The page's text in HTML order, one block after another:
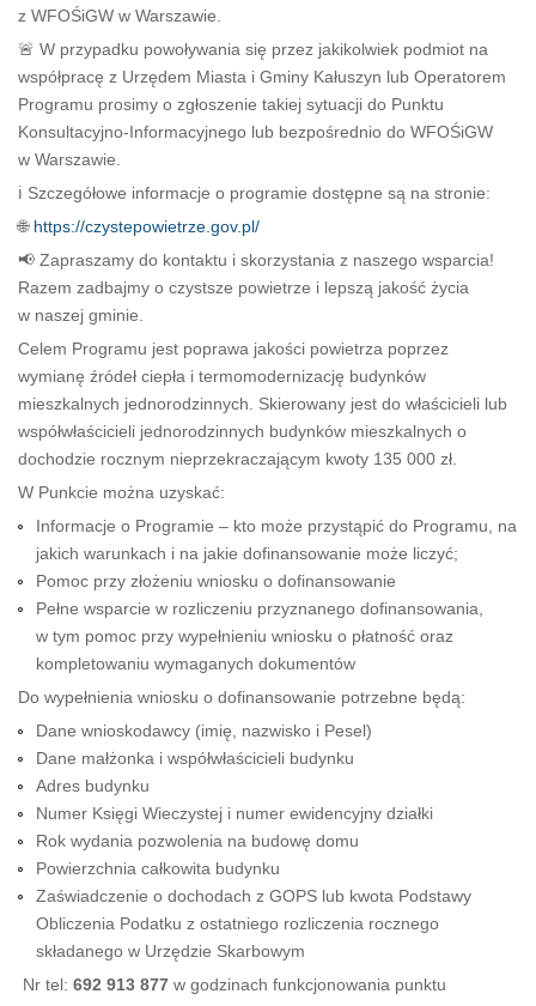
z WFOŚiGW w Warszawie.
🚨 W przypadku powoływania się przez jakikolwiek podmiot na
współpracę z Urzędem Miasta i Gminy Kałuszyn lub Operatorem
Programu prosimy o zgłoszenie takiej sytuacji do Punktu
Konsultacyjno-Informacyjnego lub bezpośrednio do WFOŚiGW
w Warszawie.
ℹ️ Szczegółowe informacje o programie dostępne są na stronie:
🌐 https://czystepowietrze.gov.pl/
📢 Zapraszamy do kontaktu i skorzystania z naszego wsparcia!
Razem zadbajmy o czystsze powietrze i lepszą jakość życia
w naszej gminie.
Celem Programu jest poprawa jakości powietrza poprzez
wymianę źródeł ciepła i termomodernizację budynków
mieszkalnych jednorodzinnych. Skierowany jest do właścicieli lub
współwłaścicieli jednorodzinnych budynków mieszkalnych o
dochodzie rocznym nieprzekraczającym kwoty 135 000 zł.
W Punkcie można uzyskać:
Informacje o Programie – kto może przystąpić do Programu, na
jakich warunkach i na jakie dofinansowanie może liczyć;
Pomoc przy złożeniu wniosku o dofinansowanie
Pełne wsparcie w rozliczeniu przyznanego dofinansowania,
w tym pomoc przy wypełnieniu wniosku o płatność oraz
kompletowaniu wymaganych dokumentów
Do wypełnienia wniosku o dofinansowanie potrzebne będą:
Dane wnioskodawcy (imię, nazwisko i Pesel)
Dane małżonka i współwłaścicieli budynku
Adres budynku
Numer Księgi Wieczystej i numer ewidencyjny działki
Rok wydania pozwolenia na budowę domu
Powierzchnia całkowita budynku
Zaświadczenie o dochodach z GOPS lub kwota Podstawy
Obliczenia Podatku z ostatniego rozliczenia rocznego
składanego w Urzędzie Skarbowym
Nr tel: 692 913 877 w godzinach funkcjonowania punktu